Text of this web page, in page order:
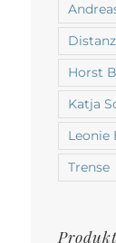
Horst
Katja
Leonie
Trense